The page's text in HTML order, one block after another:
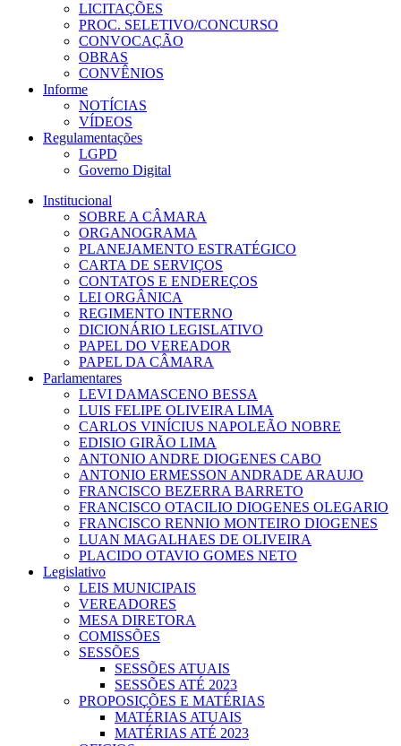
LICITAÇÕES
PROC. SELETIVO/CONCURSO
CONVOCAÇÃO
OBRAS
CONVÊNIOS
Informe
NOTÍCIAS
VÍDEOS
Regulamentações
LGPD
Governo Digital
Institucional
SOBRE A CÂMARA
ORGANOGRAMA
PLANEJAMENTO ESTRATÉGICO
CARTA DE SERVIÇOS
CONTATOS E ENDEREÇOS
LEI ORGÂNICA
REGIMENTO INTERNO
DICIONÁRIO LEGISLATIVO
PAPEL DO VEREADOR
PAPEL DA CÂMARA
Parlamentares
LEVI DAMASCENO BESSA
LUIS FELIPE OLIVEIRA LIMA
CARLOS VINÍCIUS NAPOLEÃO NOBRE
EDISIO GIRÃO LIMA
ANTONIO ANDRE DIOGENES CABO
ANTONIO ERMESSON ANDRADE ARAUJO
FRANCISCO BEZERRA BARRETO
FRANCISCO OTACILIO DIOGENES OLEGARIO
FRANCISCO RENNIO MONTEIRO DIOGENES
LUAN MAGALHAES DE OLIVEIRA
PLACIDO OTAVIO GOMES NETO
Legislativo
LEIS MUNICIPAIS
VEREADORES
MESA DIRETORA
COMISSÕES
SESSÕES
SESSÕES ATUAIS
SESSÕES ATÉ 2023
PROPOSIÇÕES E MATÉRIAS
MATÉRIAS ATUAIS
MATÉRIAS ATÉ 2023